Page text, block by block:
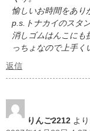
愉しいお時間をあり
p.s.トナカイのスタ
消しゴムはんこにも
っちょなので上手く
返信
りんご2212 よ